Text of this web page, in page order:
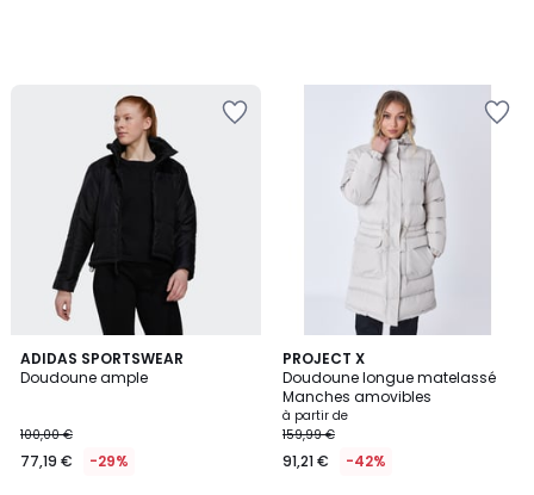
ADIDAS SPORTSWEAR
Doudoune ample
100,00 €
77,19 € -29%
4,9
/ 5
PROJECT X
Doudoune longue matelassé
Manches amovibles
à partir de
159,99 €
91,21 € -42%
2
Couleurs